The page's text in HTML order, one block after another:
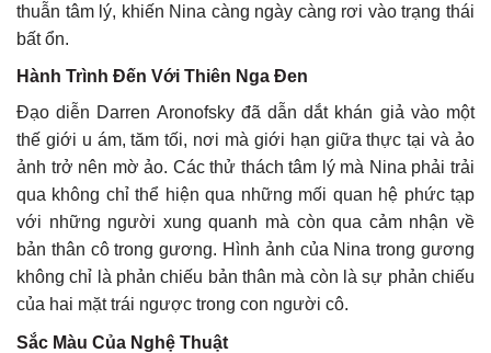
thuẫn tâm lý, khiến Nina càng ngày càng rơi vào trạng thái
bất ổn.
Hành Trình Đến Với Thiên Nga Đen
Đạo diễn Darren Aronofsky đã dẫn dắt khán giả vào một
thế giới u ám, tăm tối, nơi mà giới hạn giữa thực tại và ảo
ảnh trở nên mờ ảo. Các thử thách tâm lý mà Nina phải trải
qua không chỉ thể hiện qua những mối quan hệ phức tạp
với những người xung quanh mà còn qua cảm nhận về
bản thân cô trong gương. Hình ảnh của Nina trong gương
không chỉ là phản chiếu bản thân mà còn là sự phản chiếu
của hai mặt trái ngược trong con người cô.
Sắc Màu Của Nghệ Thuật